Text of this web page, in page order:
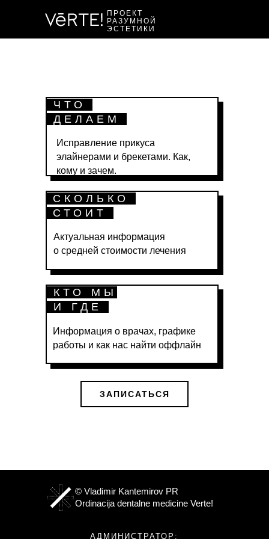
ПРОЕКТ
РАЗУМНОЙ
ЭСТЕТИКИ
ЗАПИСАТЬСЯ
КТО МЫ
И ГДЕ
Информация о врачах, графике
работы и как нас найти оффлайн
СКОЛЬКО
СТОИТ
Актуальная информация
о средней cтоимости лечения
ЧТО
ДЕЛАЕМ
Исправление прикуса
элайнерами и брекетами. Как,
кому и зачем.
АДМИНИСТРАТОР:
© Vladimir Kantemirov PR
Ordinacija dentalne medicine Verte!